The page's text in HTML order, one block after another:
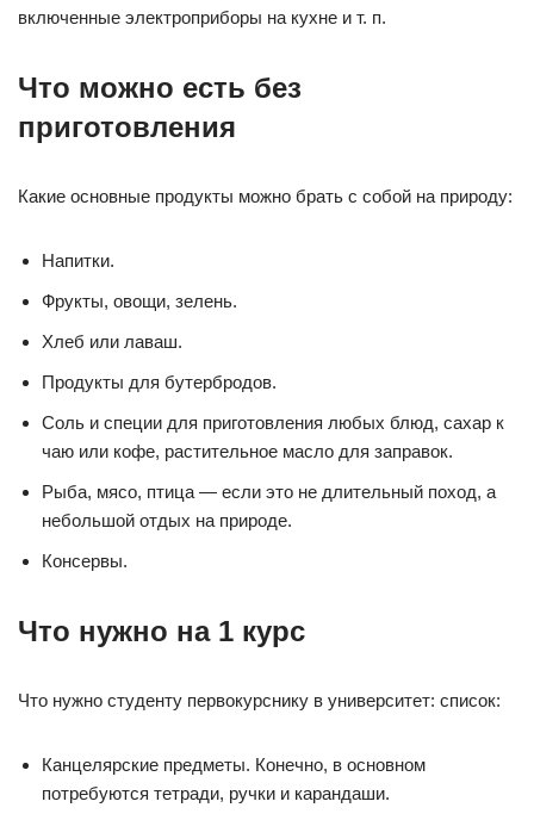
включенные электроприборы на кухне и т. п.
Что можно есть без
приготовления
Какие основные продукты можно брать с собой на природу:
Напитки.
Фрукты, овощи, зелень.
Хлеб или лаваш.
Продукты для бутербродов.
Соль и специи для приготовления любых блюд, сахар к
чаю или кофе, растительное масло для заправок.
Рыба, мясо, птица — если это не длительный поход, а
небольшой отдых на природе.
Консервы.
Что нужно на 1 курс
Что нужно студенту первокурснику в университет: список:
Канцелярские предметы. Конечно, в основном
потребуются тетради, ручки и карандаши.